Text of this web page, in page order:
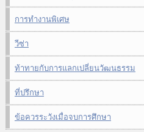
การทำงานพิเศษ
วีซ่า
ท้าทายกับการแลกเปลี่ยนวัฒนธรรม
ที่ปรึกษา
ข้อควรระวังเมื่อจบการศึกษา